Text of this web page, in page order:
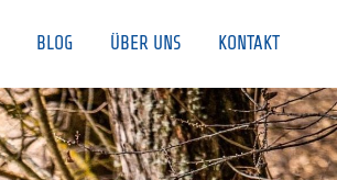
BLOG ÜBER UNS KONTAKT